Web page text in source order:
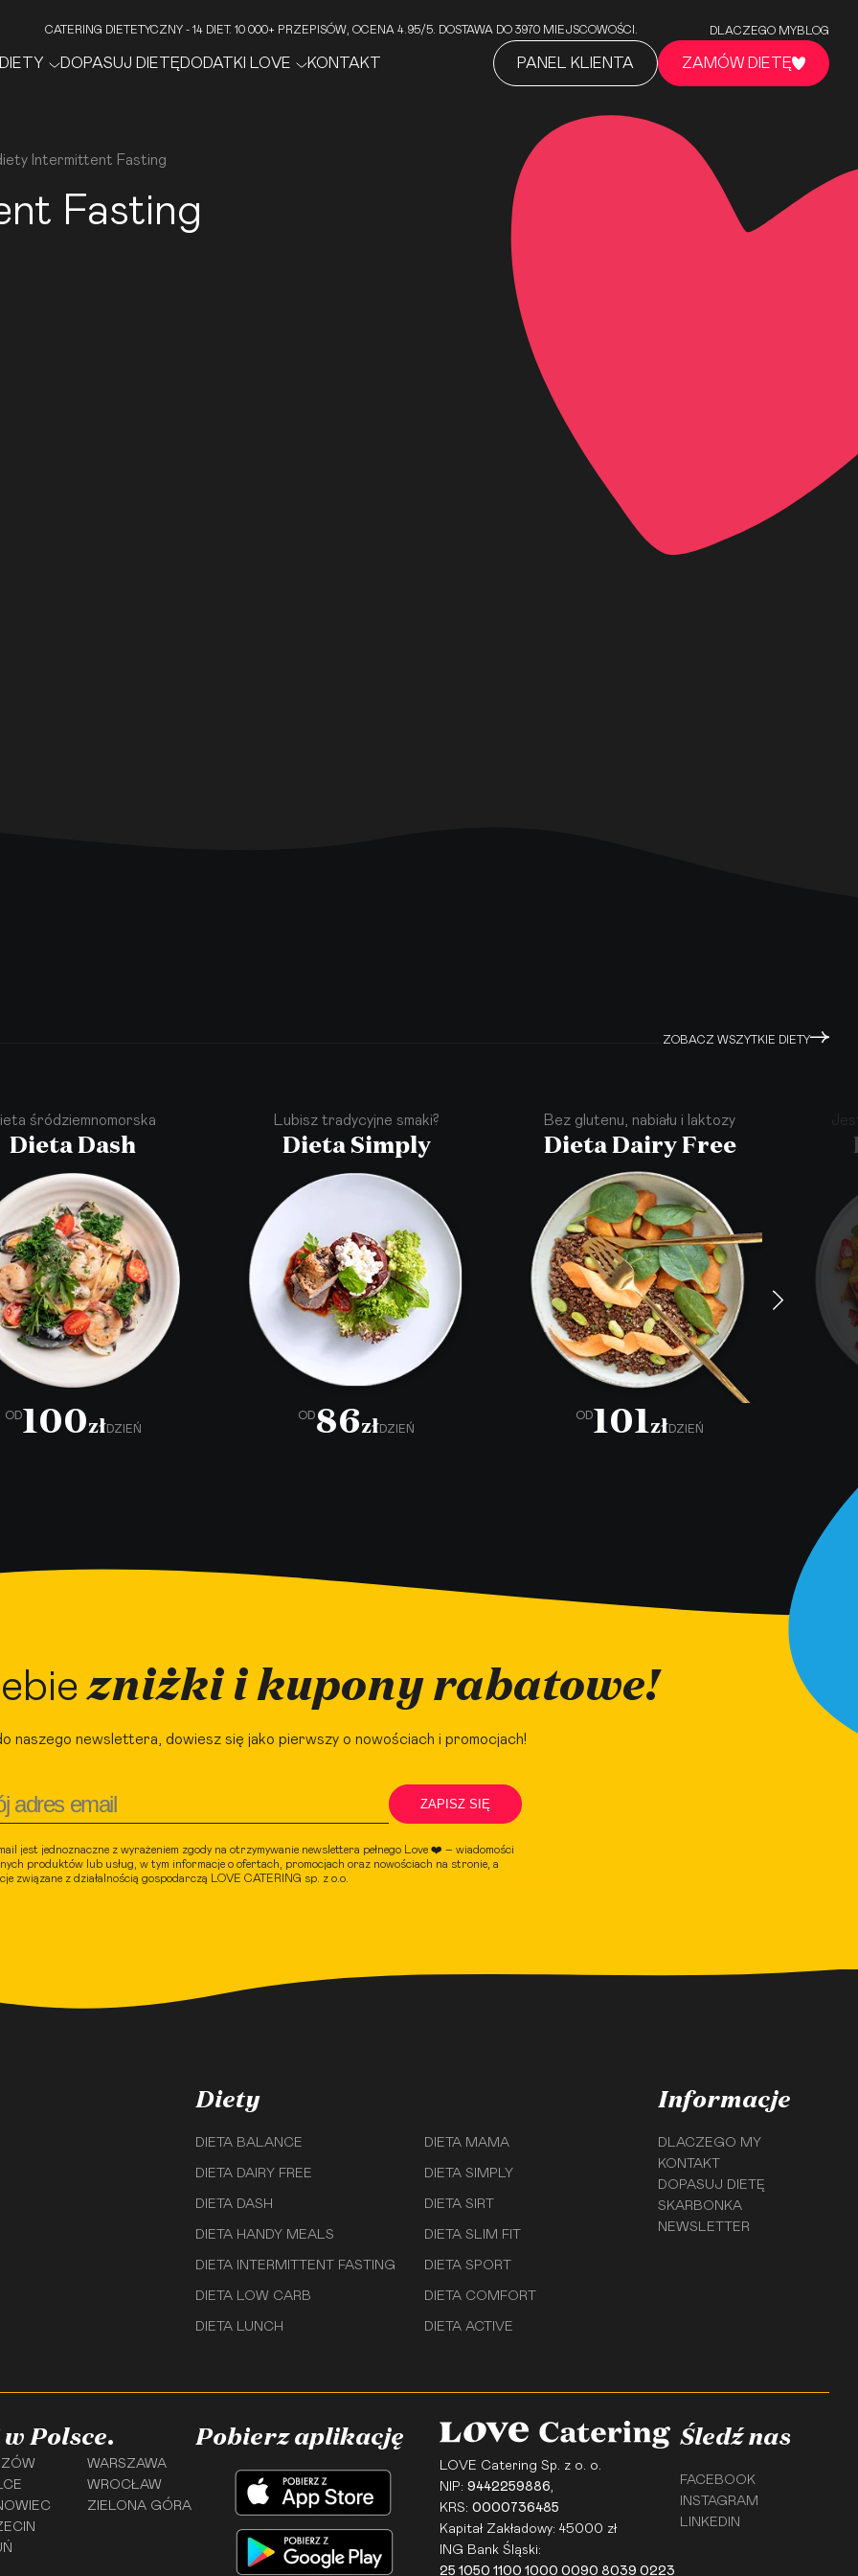
CATERING DIETETYCZNY - 14 DIET. 10 000+ PRZEPISÓW, OCENA 4.95/5. DOSTAWA DO 3970 MIEJSCOWOŚCI. DLACZEGO MYBLOG
DOPASUJ DIETĘ DODATKI LOVE KONTAKT PANEL KLIENTA ZAMÓW DIETĘ
Intermittent Fasting
Fasting
ZOBACZ WSZYTKIE DIETY
śródziemnomorska
Dieta Dash
OD100zł DZIEŃ
Lubisz tradycyjne smaki?
Dieta Simply
·
OD86złDZIEŃ
Bez glutenu, nabiału i laktozy
Dieta Dairy Free
OD101złDZIEŃ
zniżki i kupony rabatowe!
naszego newslettera, dowiesz się jako pierwszy o nowościach i promocjach!
ZAPISZ SIĘ
jest jednoznaczne z wyrażeniem zgody na otrzymywanie newslettera pełnego Love ❤️ – wiadomości
produktów lub usług, w tym informacje o ofertach, promocjach oraz nowościach na stronie, a
związane z działalnością gospodarczą LOVE CATERING sp. z o.o.
Diety
DIETA BALANCE
DIETA DAIRY FREE
DIETA DASH
DIETA HANDY MEALS
DIETA INTERMITTENT FASTING
DIETA LOW CARB
DIETA LUNCH
DIETA MAMA
DIETA SIMPLY
DIETA SIRT
DIETA SLIM FIT
DIETA SPORT
DIETA COMFORT
DIETA ACTIVE
Informacje
DLACZEGO MY
KONTAKT
DOPASUJ DIETĘ
SKARBONKA
NEWSLETTER
Polsce.
WARSZAWA
WROCŁAW
ZIELONA GÓRA
Pobierz aplikację
LOVE Catering Sp. z o. o.
NIP: 9442259886,
KRS: 0000736485
Kapitał Zakładowy: 45000 zł
ING Bank Śląski:
25 1050 1100 1000 0090 8039 0223
Śledź nas
FACEBOOK
INSTAGRAM
LINKEDIN